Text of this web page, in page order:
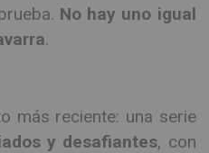
No hay uno igual
.
más reciente: una serie
y desafiantes, con